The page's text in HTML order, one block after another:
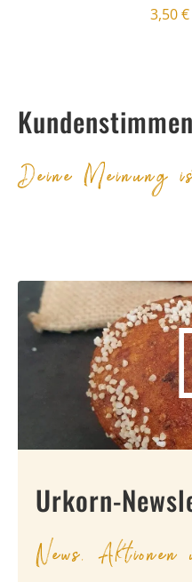
3,50€
Kundenstimmen
Deine Meinung
Urkorn-
News, Aktionen